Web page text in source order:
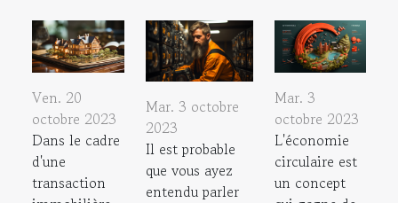
Ven. 20
octobre 2023
Dans le cadre
d'une
transaction
Mar. 3 octobre
2023
Il est probable
que vous ayez
entendu parler
Mar. 3
octobre 2023
L'économie
circulaire est
un concept